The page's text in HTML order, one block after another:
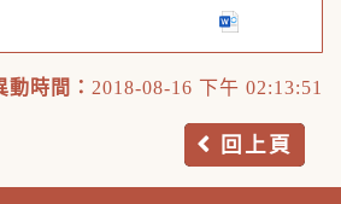
動時間： 2018-08-16 下午 02:13:51
回上頁